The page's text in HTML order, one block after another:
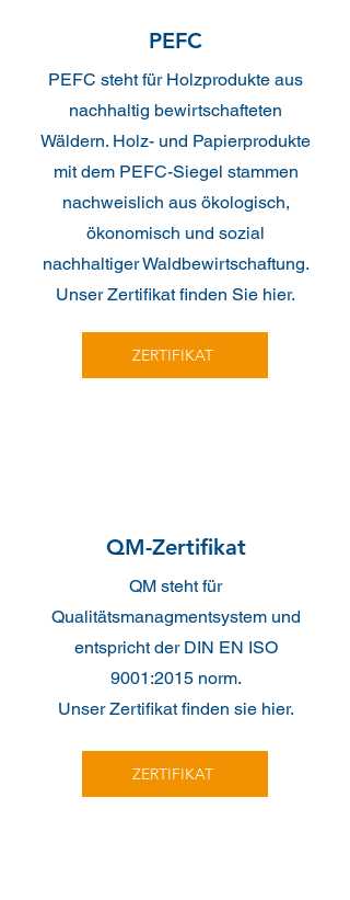
PEFC
PEFC steht für Holzprodukte aus
nachhaltig bewirtschafteten
Wäldern. Holz- und Papierprodukte
mit dem PEFC-Siegel stammen
nachweislich aus ökologisch,
ökonomisch und sozial
nachhaltiger Waldbewirtschaftung.
Unser Zertifikat finden Sie hier.
ZERTIFIKAT
QM-Zertifikat
QM steht für
Qualitätsmanagmentsystem und
entspricht der DIN EN ISO
9001:2015 norm.
Unser Zertifikat finden sie hier.
ZERTIFIKAT